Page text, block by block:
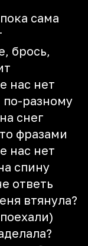
сама
брось,
нас нет
разному
снег
фразами
нас нет
спину
ответь
втянула?